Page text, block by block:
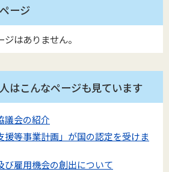
ージ
はありません。
はこんなページも見ています
議会の紹介
援等事業計画」が国の認定を受けま
び雇用機会の創出について